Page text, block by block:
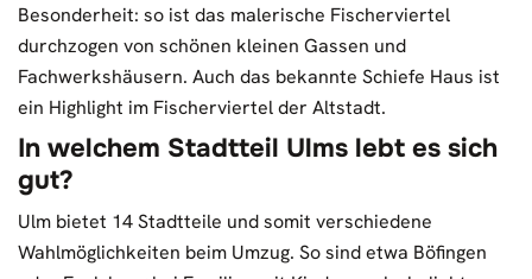
Besonderheit: so ist das malerische Fischerviertel
durchzogen von schönen kleinen Gassen und
Fachwerkshäusern. Auch das bekannte Schiefe Haus ist
ein Highlight im Fischerviertel der Altstadt.
In welchem Stadtteil Ulms lebt es sich
gut?
Ulm bietet 14 Stadtteile und somit verschiedene
Wahlmöglichkeiten beim Umzug. So sind etwa Böfingen